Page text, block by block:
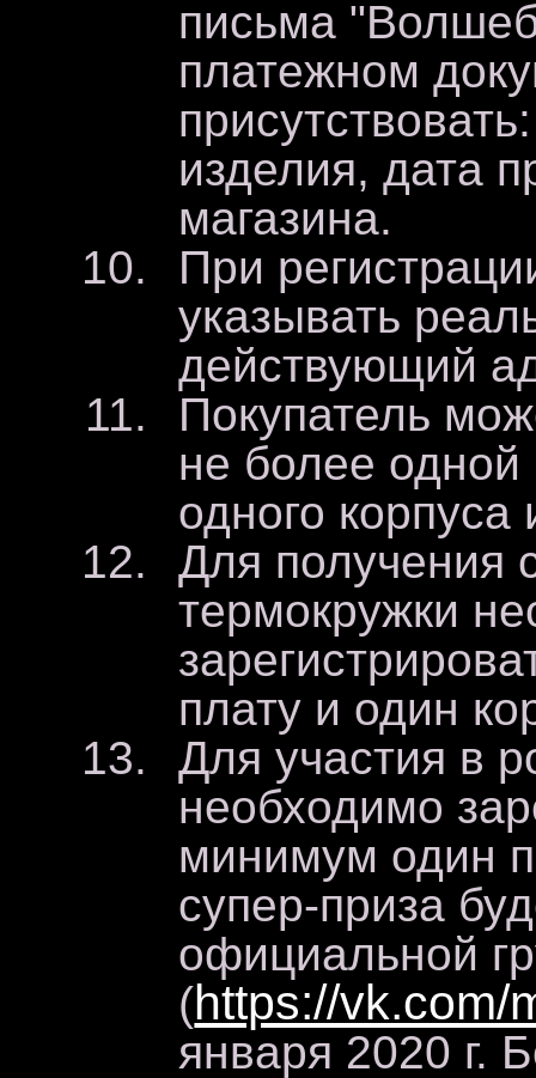
письма
платежном
изделия, дата
магазина.
При
указывать
действующий
Покупатель
не более
одного
Для получения
термокружки
плату и один
Для участия в
необходимо
минимум один
супер-приза
официальной
(https://vk.com/
января 2020 г.